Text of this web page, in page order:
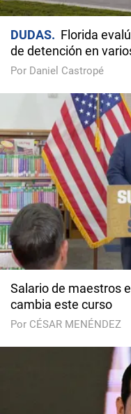
DUDAS
Florida
de detención en
Por Daniel Castropé
Salario de maestros
cambia este curso
Por CÉSAR MENÉNDEZ